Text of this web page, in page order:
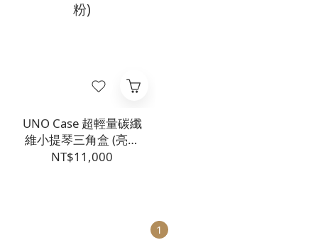
UNO Case 超輕量碳纖
維小提琴三角盒 (亮面
粉)
NT$11,000
1